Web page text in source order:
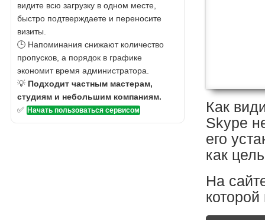
Как
Skype
его
как
На
видите всю загрузку в одном месте,
быстро подтверждаете и переносите
визиты.
🕒 Напоминания снижают количество
пропусков, а порядок в графике
экономит время администратора.
💡 Подходит частным мастерам,
студиям и небольшим компаниям.
✅ Начать пользоваться сервисом